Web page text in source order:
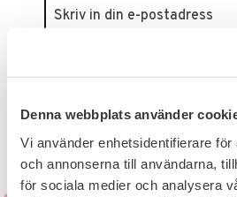
Denna webbplats använder
Vi använder enhetsidentifierare
och annonserna till användarna,
för sociala medier och analysera
Dina personuppgifter behandlas